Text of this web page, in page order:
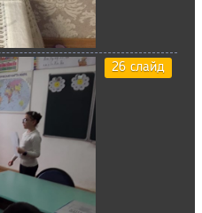
26 слайд